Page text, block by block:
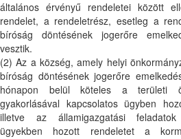
általános érvényű rendeletei között
rendelet, a rendeletrész, esetleg a
bíróság döntésének jogerőre
vesztik.
(2) Az a község, amely helyi
bíróság döntésének jogerőre
hónapon belül köteles a területi
gyakorlásával kapcsolatos ügyben
illetve az államigazgatási feladatok
ügyekben hozott rendeletet a